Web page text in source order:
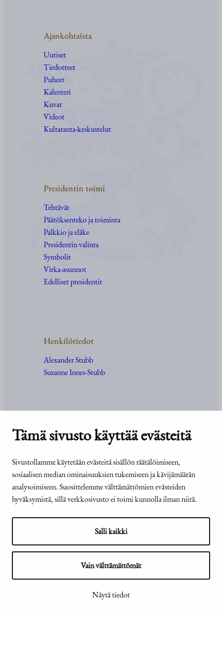
Tämä sivusto käyttää evästeitä
Sivustollamme käytetään evästeitä sisällön räätälöimiseen,
sosiaalisen median ominaisuuksien tukemiseen ja kävijämäärän
analysoimiseen. Suosittelemme välttämättömien evästeiden
hyväksymistä, sillä verkkosivusto ei toimi kunnolla ilman niitä.
Salli kaikki
Vain välttämättömät
Näytä tiedot
Ajankohtaista
Uutiset
Tiedotteet
Puheet
Kalenteri
Kuvat
Videot
Kultaranta-keskustelut
Presidentin toimi
Tehtävät
Päätöksenteko ja toiminta
Palkkio ja eläke
Presidentin valinta
Symbolit
Virka-asunnot
Edelliset presidentit
Henkilötiedot
Alexander Stubb
Suzanne Innes-Stubb
Kanslia ja yhteystiedot
Tehtävät ja organisaatio
Medialle
Usein kysyttyä
© Tasavallan presidentin
kanslia 2026
Presidentti.fi-sivuston
saavutettavuusseloste